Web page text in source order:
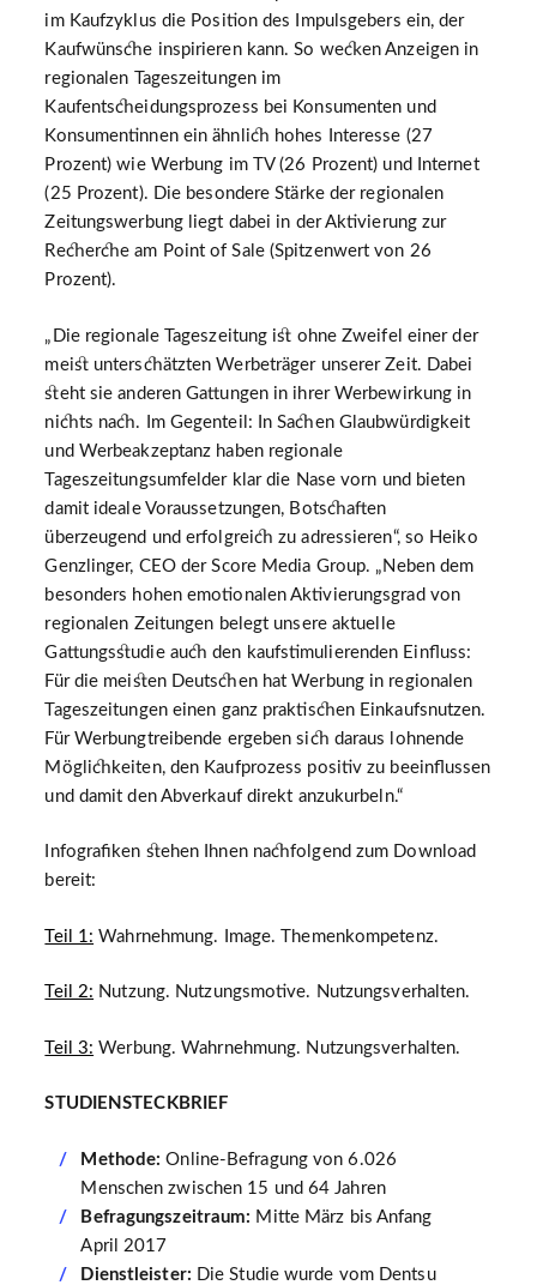
im Kaufzyklus die Position des Impulsgebers ein, der
Kaufwünsche inspirieren kann. So wecken Anzeigen in
regionalen Tageszeitungen im
Kaufentscheidungsprozess bei Konsumenten und
Konsumentinnen ein ähnlich hohes Interesse (27
Prozent) wie Werbung im TV (26 Prozent) und Internet
(25 Prozent). Die besondere Stärke der regionalen
Zeitungswerbung liegt dabei in der Aktivierung zur
Recherche am Point of Sale (Spitzenwert von 26
Prozent).
„Die regionale Tageszeitung ist ohne Zweifel einer der
meist unterschätzten Werbeträger unserer Zeit. Dabei
steht sie anderen Gattungen in ihrer Werbewirkung in
nichts nach. Im Gegenteil: In Sachen Glaubwürdigkeit
und Werbeakzeptanz haben regionale
Tageszeitungsumfelder klar die Nase vorn und bieten
damit ideale Voraussetzungen, Botschaften
überzeugend und erfolgreich zu adressieren“, so Heiko
Genzlinger, CEO der Score Media Group. „Neben dem
besonders hohen emotionalen Aktivierungsgrad von
regionalen Zeitungen belegt unsere aktuelle
Gattungsstudie auch den kaufstimulierenden Einfluss:
Für die meisten Deutschen hat Werbung in regionalen
Tageszeitungen einen ganz praktischen Einkaufsnutzen.
Für Werbungtreibende ergeben sich daraus lohnende
Möglichkeiten, den Kaufprozess positiv zu beeinflussen
und damit den Abverkauf direkt anzukurbeln.“
Infografiken stehen Ihnen nachfolgend zum Download
bereit:
Teil 1: Wahrnehmung. Image. Themenkompetenz.
Teil 2: Nutzung. Nutzungsmotive. Nutzungsverhalten.
Teil 3: Werbung. Wahrnehmung. Nutzungsverhalten.
STUDIENSTECKBRIEF
Methode: Online-Befragung von 6.026
Menschen zwischen 15 und 64 Jahren
Befragungszeitraum: Mitte März bis Anfang
April 2017
Dienstleister: Die Studie wurde vom Dentsu